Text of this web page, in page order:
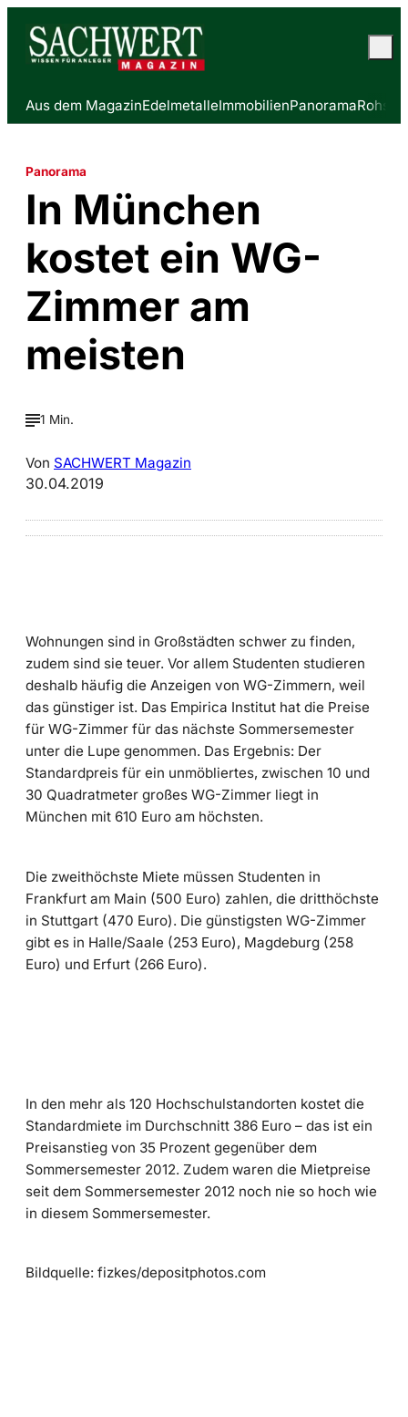
Aus dem MagazinEdelmetalleImmobilienPanorama
Panorama
In München
kostet ein WG-
Zimmer am
meisten
1 Min.
Von SACHWERT Magazin
30.04.2019
Wohnungen sind in Großstädten schwer zu finden,
zudem sind sie teuer. Vor allem Studenten studieren
deshalb häufig die Anzeigen von WG-Zimmern, weil
das günstiger ist. Das Empirica Institut hat die Preise
für WG-Zimmer für das nächste Sommersemester
unter die Lupe genommen. Das Ergebnis: Der
Standardpreis für ein unmöbliertes, zwischen 10 und
30 Quadratmeter großes WG-Zimmer liegt in
München mit 610 Euro am höchsten.
Die zweithöchste Miete müssen Studenten in
Frankfurt am Main (500 Euro) zahlen, die dritthöchste
in Stuttgart (470 Euro). Die günstigsten WG-Zimmer
gibt es in Halle/Saale (253 Euro), Magdeburg (258
Euro) und Erfurt (266 Euro).
In den mehr als 120 Hochschulstandorten kostet die
Standardmiete im Durchschnitt 386 Euro – das ist ein
Preisanstieg von 35 Prozent gegenüber dem
Sommersemester 2012. Zudem waren die Mietpreise
seit dem Sommersemester 2012 noch nie so hoch wie
in diesem Sommersemester.
Bildquelle: fizkes/depositphotos.com